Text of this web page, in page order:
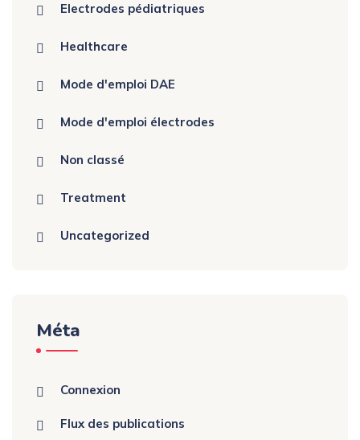
Electrodes pédiatriques
Healthcare
Mode d'emploi DAE
Mode d'emploi électrodes
Non classé
Treatment
Uncategorized
Méta
Connexion
Flux des publications